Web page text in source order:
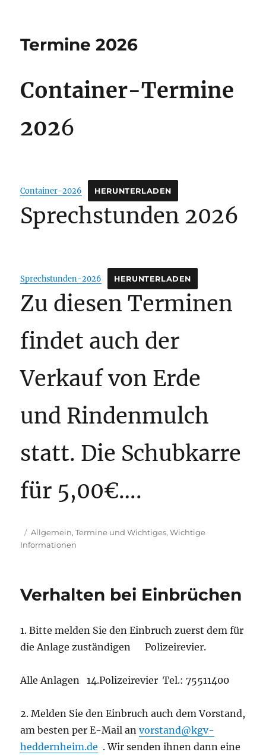
Termine 2026
Container-Termine
2026
Container-2026 HERUNTERLADEN
Sprechstunden 2026
Sprechstunden-2026 HERUNTERLADEN
Zu diesen Terminen
findet auch der
Verkauf von Erde
und Rindenmulch
statt. Die Schubkarre
für 5,00€….
Veröffentlicht
am
Kategorien
Allgemein,Termine und Wichtiges,Wichtige
Informationen
Verhalten bei Einbrüchen
1. Bitte melden Sie den Einbruch zuerst dem für
die Anlage zuständigen Polizeirevier.
Alle Anlagen 14.Polizeirevier Tel.: 75511400
2. Melden Sie den Einbruch auch dem Vorstand,
am besten per E-Mail anvorstand@kgv-
heddernheim.de . Wir senden ihnen dann eine